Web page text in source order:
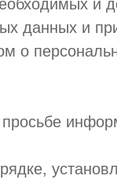
и
данных и
о